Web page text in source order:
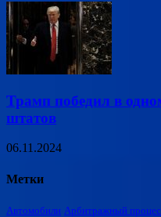
Трамп победил в
штатов
06.11.2024
Метки
Автомобили Арбитражный